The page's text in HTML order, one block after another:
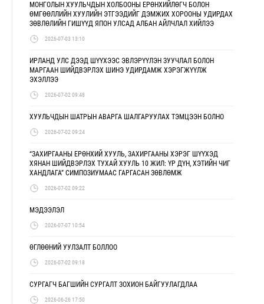
МОНГОЛЫН ХУУЛЬЧДЫН ХОЛБООНЫ ЕРӨНХИЙЛӨГЧ БОЛОН
ӨМГӨӨЛЛИЙН ХУУЛИЙН ЭТГЭЭДИЙГ ДЭМЖИХ ХОРООНЫ УДИРДАХ
ЗӨВЛӨЛИЙН ГИШҮҮД ЯПОН УЛСАД АЛБАН АЙЛЧЛАЛ ХИЙЛЭЭ
2026-07-03 13:10
ИРЛАНД УЛС ДЭЭД ШҮҮХЭЭС ЭВЛЭРҮҮЛЭН ЗУУЧЛАЛ БОЛОН
МАРГААН ШИЙДВЭРЛЭХ ШИНЭ УДИРДАМЖ ХЭРЭГЖҮҮЛЖ
ЭХЭЛЛЭЭ
2026-07-02 09:48
ХУУЛЬЧДЫН ШАТРЫН АВАРГА ШАЛГАРУУЛАХ ТЭМЦЭЭН БОЛНО
2026-07-02 09:24
“ЗАХИРГААНЫ ЕРӨНХИЙ ХУУЛЬ, ЗАХИРГААНЫ ХЭРЭГ ШҮҮХЭД
ХЯНАН ШИЙДВЭРЛЭХ ТУХАЙ ХУУЛЬ 10 ЖИЛ: ҮР ДҮН, ХЭТИЙН ЧИГ
ХАНДЛАГА” СИМПОЗИУМААС ГАРГАСАН ЗӨВЛӨМЖ
2026-07-02 09:22
МЭДЭЭЛЭЛ
2026-07-07 10:54
ӨГЛӨӨНИЙ УУЛЗАЛТ БОЛЛОО
2026-07-02 09:18
СУРГАГЧ БАГШИЙН СУРГАЛТ ЗОХИОН БАЙГУУЛАГДЛАА
2026-06-26 17:50